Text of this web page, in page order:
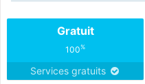
Gratuit
100%
Services gratuits